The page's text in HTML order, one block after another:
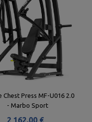
Chest Press MF-U016 2.0
- Marbo Sport
2 162,00 €